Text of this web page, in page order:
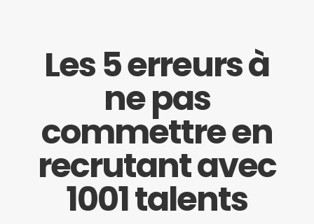
Les 5 erreurs à
ne pas
commettre en
recrutant avec
1001talents